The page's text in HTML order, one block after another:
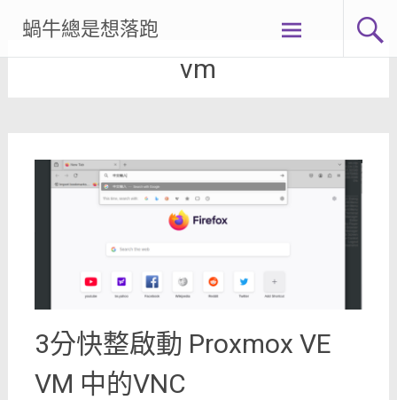
content
蝸牛總是想落跑
vm
3分快整啟動 Proxmox VE
VM 中的VNC